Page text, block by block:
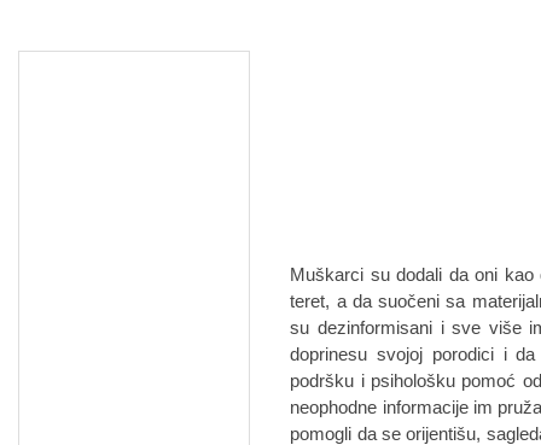
Muškarci su dodali da oni
teret, a da suočeni sa
su dezinformisani i sve više
doprinesu svojoj porodici i
podršku i psihološku pomoć
neophodne informacije im
pomogli da se orijentišu,